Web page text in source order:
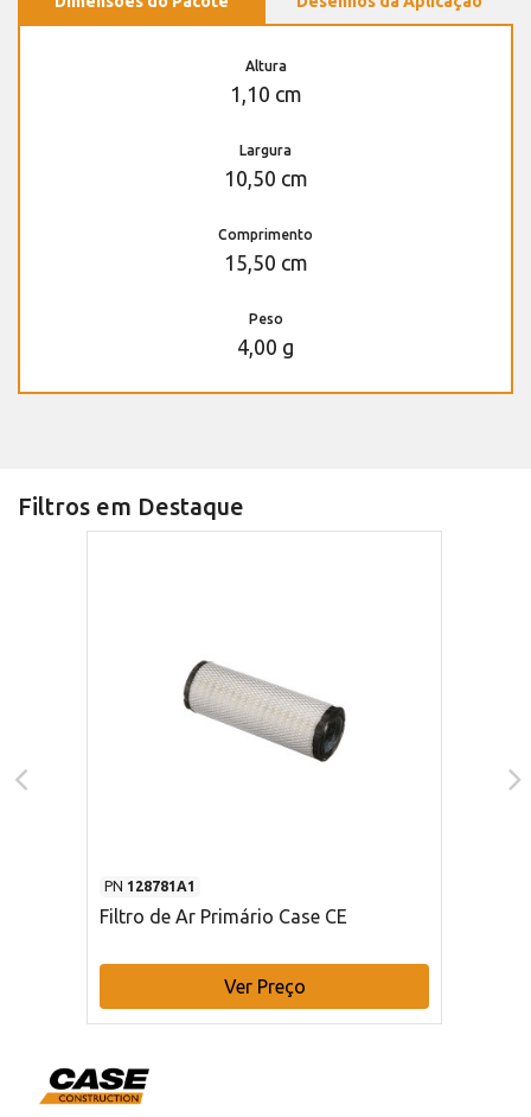
Altura
1,10 cm
Largura
10,50 cm
Comprimento
15,50 cm
Peso
4,00 g
Filtros em Destaque
PN 128781A1
Filtro de Ar Primário Case CE
Ver Preço